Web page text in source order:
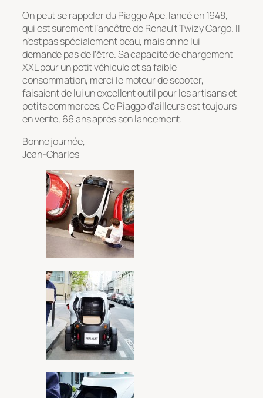
On peut se rappeler du Piaggo Ape, lancé en 1948,
qui est surement l’ancêtre de Renault Twizy Cargo. Il
n’est pas spécialement beau, mais on ne lui
demande pas de l’être. Sa capacité de chargement
XXL pour un petit véhicule et sa faible
consommation, merci le moteur de scooter,
faisaient de lui un excellent outil pour les artisans et
petits commerces. Ce Piaggo d’ailleurs est toujours
en vente, 66 ans après son lancement.
Bonne journée,
Jean-Charles